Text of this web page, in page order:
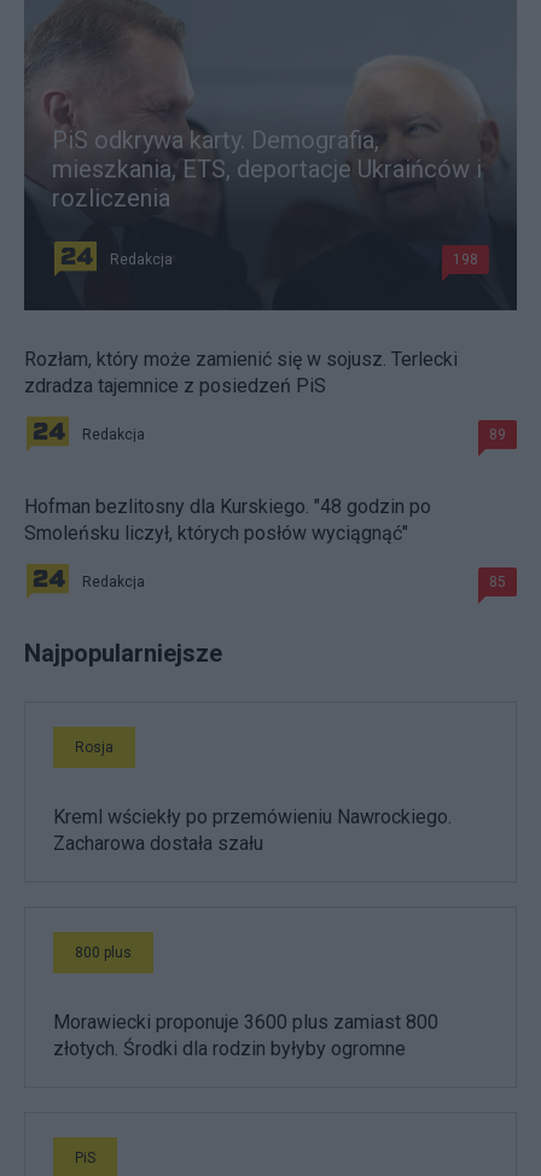
PiS odkrywa karty. Demografia,
mieszkania, ETS, deportacje Ukraińców i
rozliczenia
Redakcja 198
Rozłam, który może zamienić się w sojusz. Terlecki
zdradza tajemnice z posiedzeń PiS
Redakcja 89
Hofman bezlitosny dla Kurskiego. "48 godzin po
Smoleńsku liczył, których posłów wyciągnąć"
Redakcja 85
Najpopularniejsze
Rosja
Kreml wściekły po przemówieniu Nawrockiego.
Zacharowa dostała szału
800 plus
Morawiecki proponuje 3600 plus zamiast 800
złotych. Środki dla rodzin byłyby ogromne
PiS